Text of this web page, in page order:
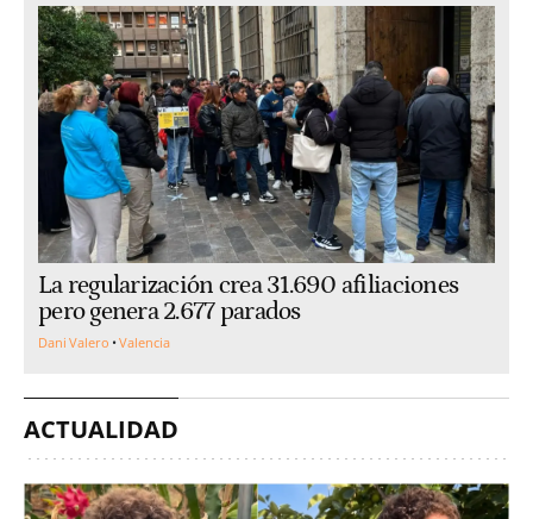
La regularización crea 31.690 afiliaciones
pero genera 2.677 parados
Dani Valero Valencia
ACTUALIDAD